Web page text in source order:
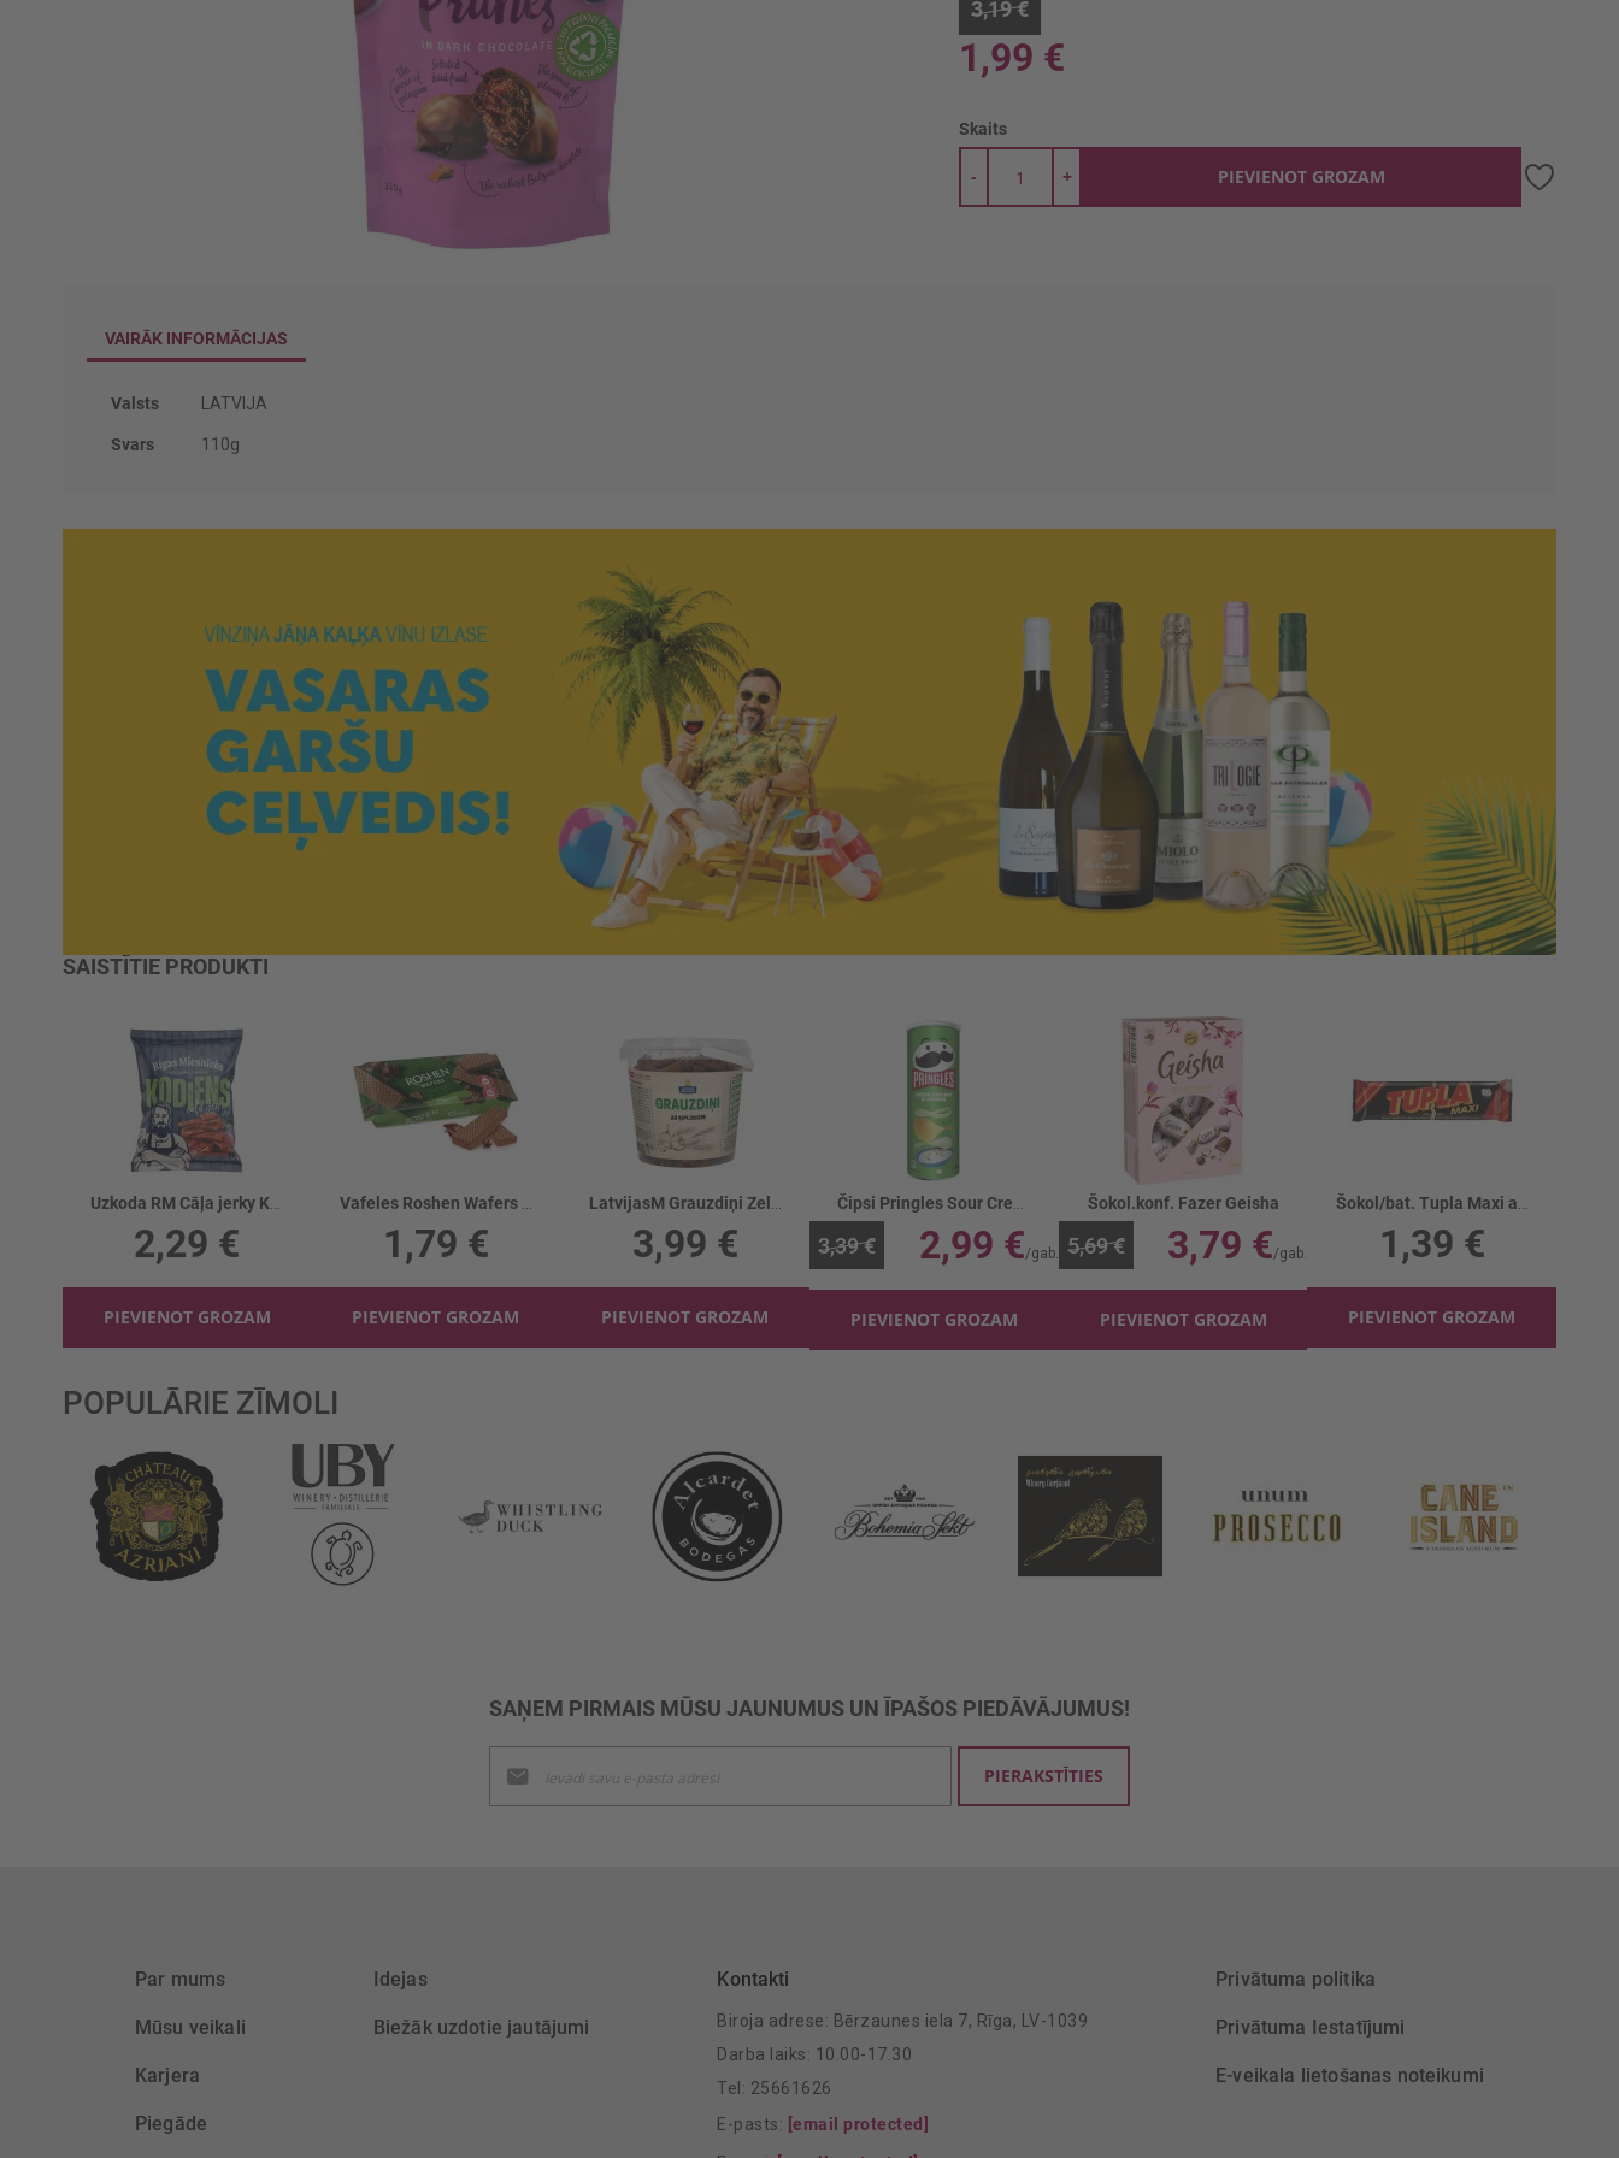
sākumu
3,19 €
1,99 €
Skaits
+
- PIEVIENOT GROZAM
VAIRĀK INFORMĀCIJAS
Vairāk
Valsts LATVIJA
Svars 110g
SAISTĪTIE PRODUKTI
Uzkoda RM Cāļa jerky KODIENS
2,29 €
PIEVIENOT GROZAM
Vafeles Roshen Wafers ar šokolādes pild.
1,79 €
PIEVIENOT GROZAM
LatvijasM Grauzdiņi Zeltene Ar ķiplokiem 300g
3,99 €
PIEVIENOT GROZAM
Čipsi Pringles Sour Cream&Onion
3,39 € 2,99 €
PIEVIENOT GROZAM
Šokol.konf. Fazer Geisha
5,69 € 3,79 €
PIEVIENOT GROZAM
Šokol/bat. Tupla Maxi ar mandelēm
1,39 €
PIEVIENOT GROZAM
POPULĀRIE ZĪMOLI
SAŅEM PIRMAIS MŪSU JAUNUMUS UN ĪPAŠOS PIEDĀVĀJUMUS!
jaunumu
saņemšanai:
PIERAKSTĪTIES
Par mums
Mūsu veikali
Karjera
Piegāde
Idejas
Biežāk uzdotie jautājumi
Kontakti
Biroja adrese: Bērzaunes iela 7, Rīga, LV-1039
Darba laiks: 10.00-17.30
Tel: 25661626
E-pasts: [email protected]
Privātuma politika
Privātuma Iestatījumi
E-veikala lietošanas noteikumi